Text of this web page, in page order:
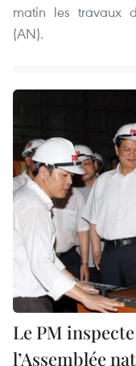
matin les travaux
(AN).
Le PM
l’Assemblée